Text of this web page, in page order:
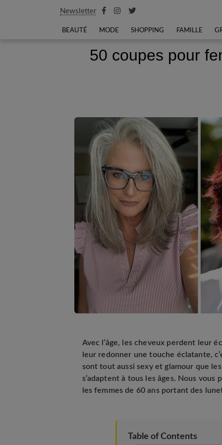
Newsletter
BEAUTÉ MODE SHOPPING FAMILLE
50 coupes pour
Avec l’âge, les cheveux perdent leur
leur redonner une touche éclatante,
sont tout aussi sexy et glamour que
s’adaptent à tous les âges. Nous
les femmes de 60 ans portant des
Table of Contents